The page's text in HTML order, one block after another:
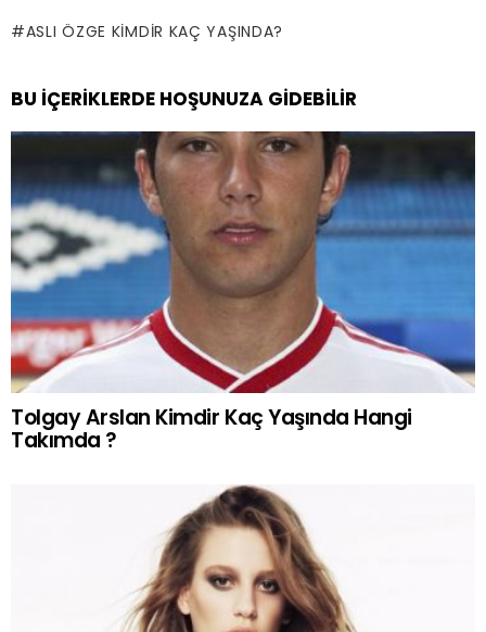
ASLI ÖZGE KIMDIR KAÇ YAŞINDA?
BU İÇERIKLERDE HOŞUNUZA GIDEBILIR
Tolgay Arslan Kimdir Kaç Yaşında Hangi
Takımda ?